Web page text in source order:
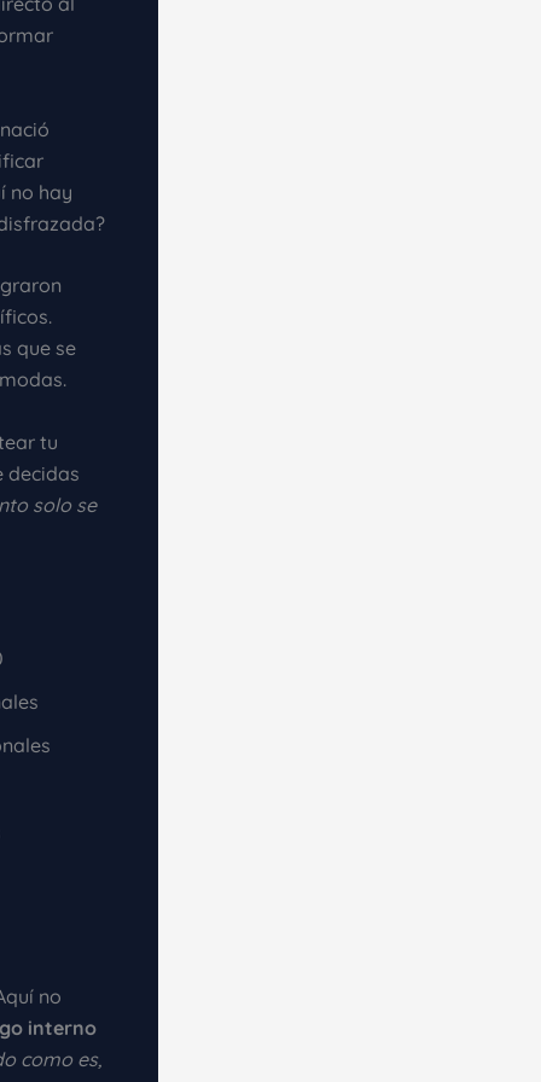
no hay
que se
tu
decidas
solo se
no
interno
como es,